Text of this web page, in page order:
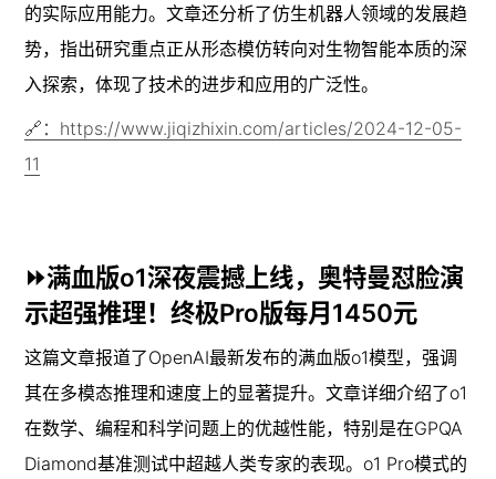
的实际应用能力。文章还分析了仿生机器人领域的发展趋
势，指出研究重点正从形态模仿转向对生物智能本质的深
入探索，体现了技术的进步和应用的广泛性。
🔗：https://www.jiqizhixin.com/articles/2024-12-05-
11
⏩满血版o1深夜震撼上线，奥特曼怼脸演
示超强推理！终极Pro版每月1450元
这篇文章报道了OpenAI最新发布的满血版o1模型，强调
其在多模态推理和速度上的显著提升。文章详细介绍了o1
在数学、编程和科学问题上的优越性能，特别是在GPQA
Diamond基准测试中超越人类专家的表现。o1 Pro模式的